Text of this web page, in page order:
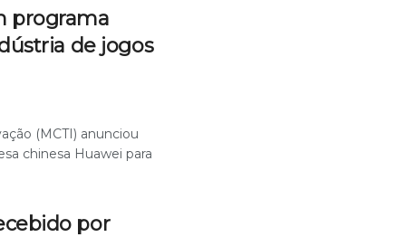
programa
de jogos
(MCTI) anunciou
chinesa Huawei para
por